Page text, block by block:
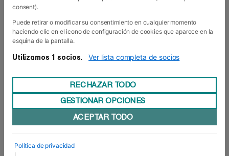
Una sempresa para repetir
Llegó 2018 y con él la XVI edición de la Semana
sempresa) con sus visitas, sus ponencias, sus
consent).
Puede retirar o modificar su consentimiento en cualquier momento
haciendo clic en el icono de configuración de cookies que aparece en la
esquina de la pantalla.
Utilizamos 1 socios. Ver lista completa de socios
RECHAZAR TODO
GESTIONAR OPCIONES
ACEPTAR TODO
Política de privacidad